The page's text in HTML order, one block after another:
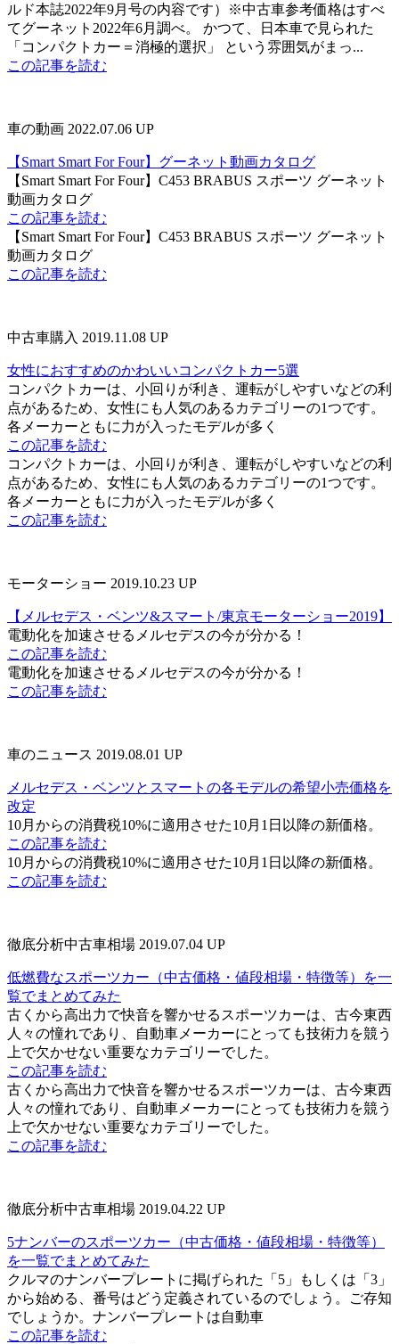
ルド本誌2022年9月号の内容です）※中古車参考価格はすべ
てグーネット2022年6月調べ。 かつて、日本車で見られた
「コンパクトカー＝消極的選択」 という雰囲気がまっ...
この記事を読む
車の動画 2022.07.06 UP
【Smart Smart For Four】グーネット動画カタログ
【Smart Smart For Four】C453 BRABUS スポーツ グーネット
動画カタログ
この記事を読む
【Smart Smart For Four】C453 BRABUS スポーツ グーネット
動画カタログ
この記事を読む
中古車購入 2019.11.08 UP
女性におすすめのかわいいコンパクトカー5選
コンパクトカーは、小回りが利き、運転がしやすいなどの利
点があるため、女性にも人気のあるカテゴリーの1つです。
各メーカーともに力が入ったモデルが多く
この記事を読む
コンパクトカーは、小回りが利き、運転がしやすいなどの利
点があるため、女性にも人気のあるカテゴリーの1つです。
各メーカーともに力が入ったモデルが多く
この記事を読む
モーターショー 2019.10.23 UP
【メルセデス・ベンツ&スマート/東京モーターショー2019】
電動化を加速させるメルセデスの今が分かる！
この記事を読む
電動化を加速させるメルセデスの今が分かる！
この記事を読む
車のニュース 2019.08.01 UP
メルセデス・ベンツとスマートの各モデルの希望小売価格を
改定
10月からの消費税10%に適用させた10月1日以降の新価格。
この記事を読む
10月からの消費税10%に適用させた10月1日以降の新価格。
この記事を読む
徹底分析中古車相場 2019.07.04 UP
低燃費なスポーツカー（中古価格・値段相場・特徴等）を一
覧でまとめてみた
古くから高出力で快音を響かせるスポーツカーは、古今東西
人々の憧れであり、自動車メーカーにとっても技術力を競う
上で欠かせない重要なカテゴリーでした。
この記事を読む
古くから高出力で快音を響かせるスポーツカーは、古今東西
人々の憧れであり、自動車メーカーにとっても技術力を競う
上で欠かせない重要なカテゴリーでした。
この記事を読む
徹底分析中古車相場 2019.04.22 UP
5ナンバーのスポーツカー（中古価格・値段相場・特徴等）
を一覧でまとめてみた
クルマのナンバープレートに掲げられた「5」もしくは「3」
から始める、番号はどう定義されているのでしょう。ご存知
でしょうか。ナンバープレートは自動車
この記事を読む